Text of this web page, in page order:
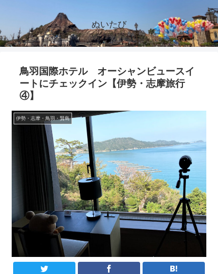
ぬいたび
鳥羽国際ホテル オーシャンビュースイ
ートにチェックイン【伊勢・志摩旅行
④】
伊勢・志摩・鳥羽・賢島